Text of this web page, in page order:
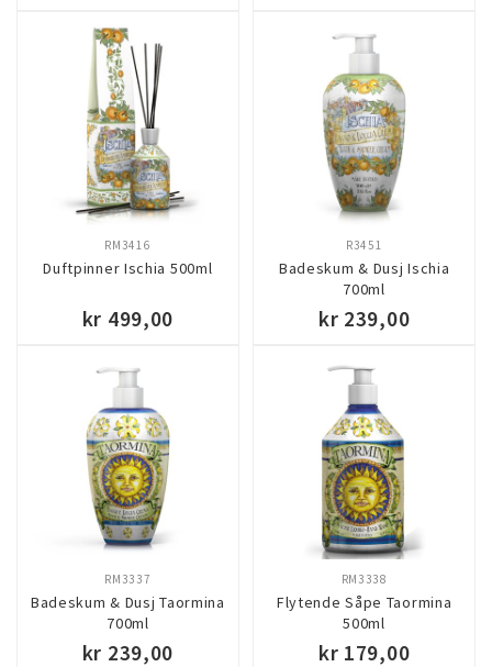
Duftpinner Ischia 500ml
RM3416
kr 499,00
Badeskum & Dusj Ischia
700ml
R3451
kr 239,00
Badeskum & Dusj Taormina
700ml
RM3337
kr 239,00
Flytende Såpe Taormina
500ml
RM3338
kr 179,00